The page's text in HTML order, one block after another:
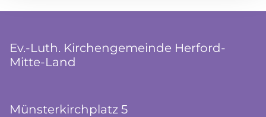
Ev.-Luth. Kirchengemeinde Herford-
Mitte-Land
Münsterkirchplatz 5